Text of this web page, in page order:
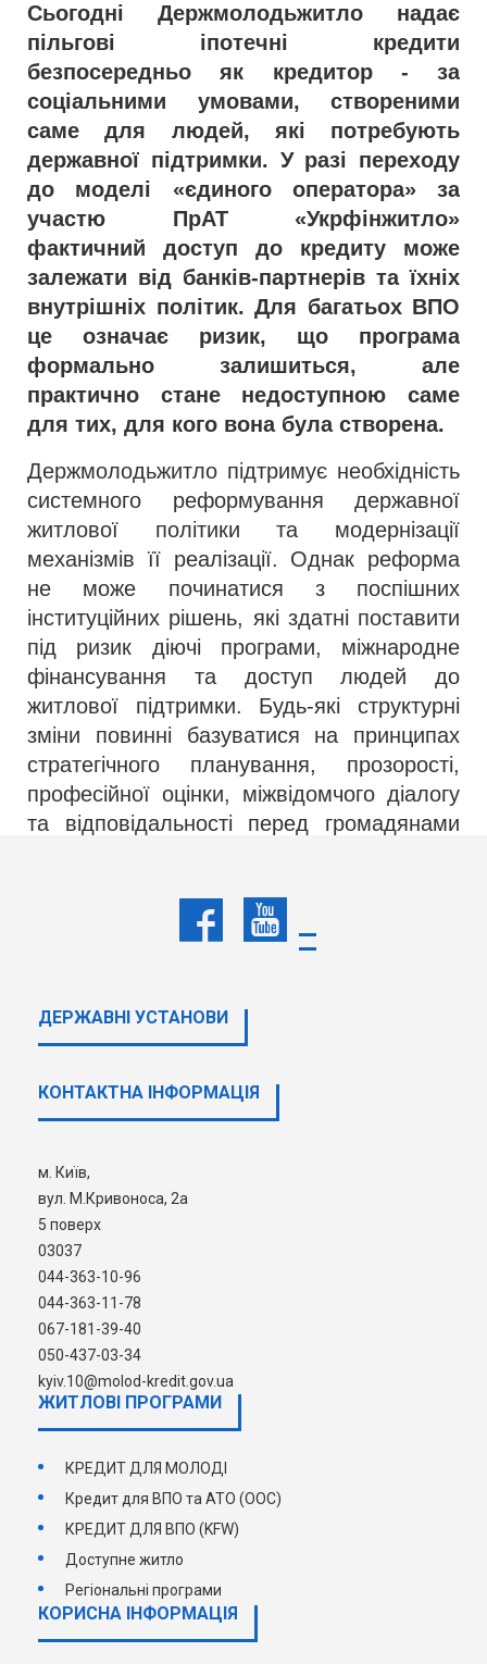
Сьогодні Держмолодьжитло надає
пільгові іпотечні кредити
безпосередньо як кредитор - за
соціальними умовами, створеними
саме для людей, які потребують
державної підтримки. У разі переходу
до моделі «єдиного оператора» за
участю ПрАТ «Укрфінжитло»
фактичний доступ до кредиту може
залежати від банків-партнерів та їхніх
внутрішніх політик. Для багатьох ВПО
це означає ризик, що програма
формально залишиться, але
практично стане недоступною саме
для тих, для кого вона була створена.
Держмолодьжитло підтримує необхідність
системного реформування державної
житлової політики та модернізації
механізмів її реалізації. Однак реформа
не може починатися з поспішних
інституційних рішень, які здатні поставити
під ризик діючі програми, міжнародне
фінансування та доступ людей до
житлової підтримки. Будь-які структурні
зміни повинні базуватися на принципах
стратегічного планування, прозорості,
професійної оцінки, міжвідомчого діалогу
та відповідальності перед громадянами
У зв’язку з цим закликаємо Кабінет
проведення комплексної оцінки її
міжнародно-договірних наслідків,
належних консультацій із
інституціями та відкритого суспільного
обговорення.
ДЕРЖАВНI УСТАНОВИ
КОНТАКТНА ІНФОРМАЦІЯ
м. Київ,
вул. М.Кривоноса, 2а
5 поверх
03037
044-363-10-96
044-363-11-78
067-181-39-40
050-437-03-34
kyiv.10@molod-kredit.gov.ua
ЖИТЛОВІ ПРОГРАМИ
КРЕДИТ ДЛЯ МОЛОДІ
Кредит для ВПО та АТО (ООС)
КРЕДИТ ДЛЯ ВПО (KFW)
Доступне житло
Регіональні програми
КОРИСНА ІНФОРМАЦІЯ